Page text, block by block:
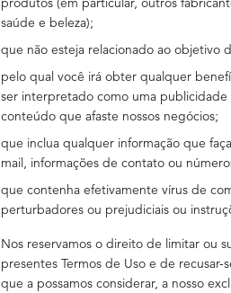
saúde e beleza);
que não esteja relacionado ao objetivo
pelo qual você irá obter qualquer
ser interpretado como uma
conteúdo que afaste nossos negócios;
que inclua qualquer informação que
mail, informações de contato ou
que contenha efetivamente vírus de
perturbadores ou prejudiciais ou
Nos reservamos o direito de limitar ou
presentes Termos de Uso e de
que a possamos considerar, a nosso